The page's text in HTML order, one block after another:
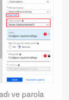
ve parola